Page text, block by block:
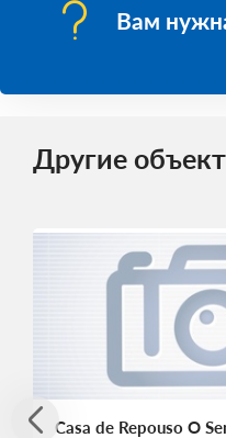
Вам
Другие
Casa de Repouso O